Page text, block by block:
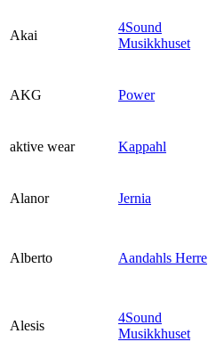
Akai
4Sound
Musikkhuset
AKG Power
aktive wear Kappahl
Alanor Jernia
Alberto Aandahls Herre
Alesis
4Sound
Musikkhuset